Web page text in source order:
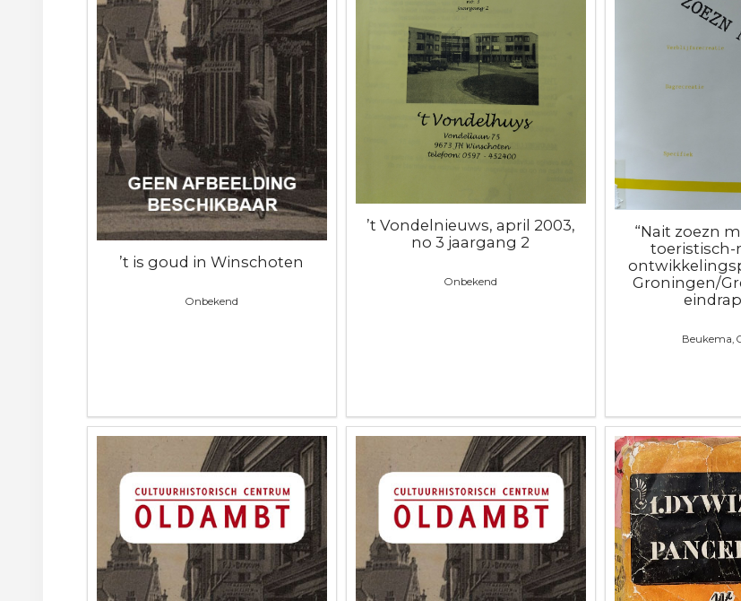
’t is goud in Winschoten
Onbekend
’t Vondelnieuws, april 2003,
no 3 jaargang 2
Onbekend
“Nait zoezn
toeristisch-
Groningen/
Beukema,